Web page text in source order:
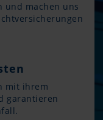
und machen uns
mit ihrem
garantieren